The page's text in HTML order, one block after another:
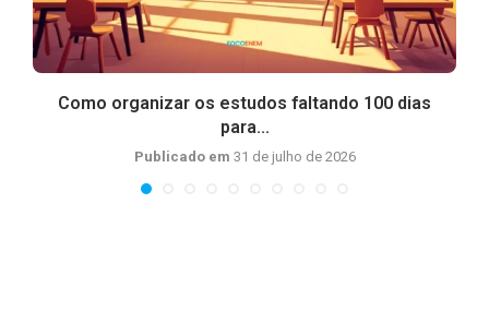
Como organizar os estudos faltando 100 dias
para...
Publicado em 31 de julho de 2026